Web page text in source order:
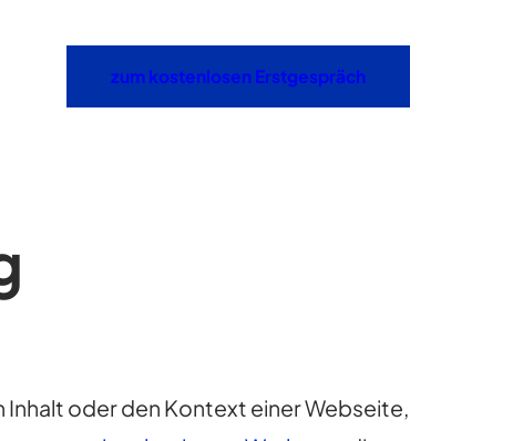
zum kostenlosen Erstgespräch
oder den Kontext einer Webseite,